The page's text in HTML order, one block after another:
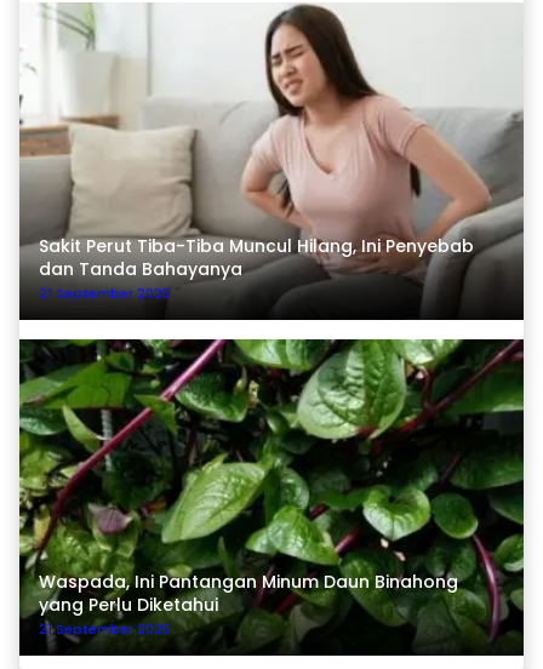
Sakit Perut Tiba-Tiba Muncul Hilang, Ini Penyebab
dan Tanda Bahayanya
21 September 2025
Waspada, Ini Pantangan Minum Daun Binahong
yang Perlu Diketahui
21 September 2025